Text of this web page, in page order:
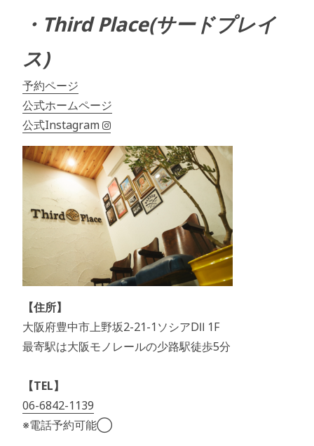
・Third Place(サードプレイ
ス)
予約ページ
公式ホームページ
公式Instagram
【住所】
大阪府豊中市上野坂2-21-1ソシアDⅡ 1F
最寄駅は大阪モノレールの少路駅徒歩5分
【TEL】
06-6842-1139
※電話予約可能◯